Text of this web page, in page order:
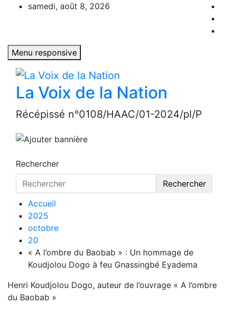
samedi, août 8, 2026
Menu responsive
La Voix de la Nation
Récépissé n°0108/HAAC/01-2024/pl/P
Rechercher
Rechercher
Accueil
2025
octobre
20
« A l’ombre du Baobab » : Un hommage de
Koudjolou Dogo à feu Gnassingbé Eyadema
Henri Koudjolou Dogo, auteur de l’ouvrage « A l’ombre
du Baobab »